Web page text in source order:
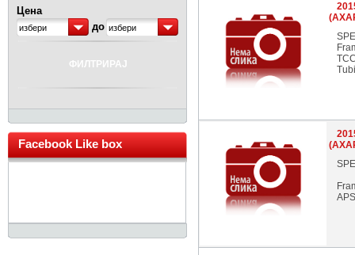
Цена
избери до избери
ФИЛТРИРАЈ
Facebook Like box